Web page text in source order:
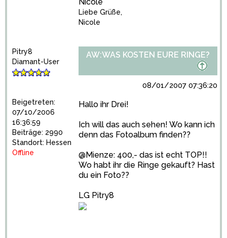
Liebe Grüße,
Nicole
Pitry8
Diamant-User
Beigetreten:
07/10/2006
16:36:59
Beiträge: 2990
Standort: Hessen
Offline
AW:WAS KOSTEN EURE RINGE?
08/01/2007 07:36:20
Hallo ihr Drei!
Ich will das auch sehen! Wo kann ich
denn das Fotoalbum finden??
@Mienze: 400,- das ist echt TOP!!
Wo habt ihr die Ringe gekauft? Hast
du ein Foto??
LG Pitry8